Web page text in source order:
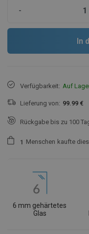
-
In
Verfügbarkeit: Auf
Lieferung von: 99.99 €
Rückgabe bis zu 100
1 Menschen kaufte
6 mm gehärtetes
Glas